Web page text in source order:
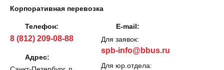
Корпоративная перевозка
Телефон:
8 (812) 209-08-88
Адрес:
E-mail:
Для заявок:
spb-info@bbus.ru
Для юр.отдела: